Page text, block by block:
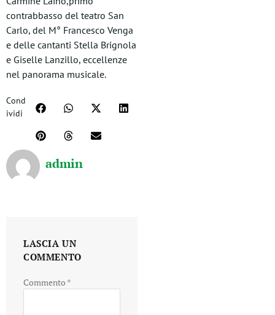
contrabbasso del teatro San
Carlo, del M° Francesco Venga
e delle cantanti Stella Brignola
e Giselle Lanzillo, eccellenze
nel panorama musicale.
Cond
ividi
admin
LASCIA UN
COMMENTO
Commento *